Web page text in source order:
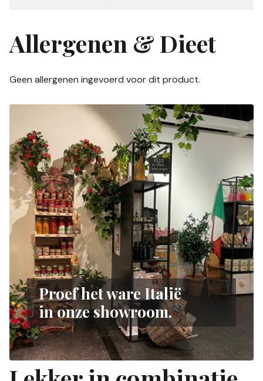
Allergenen & Dieet
Geen allergenen ingevoerd voor dit product.
Proef het ware Italië
in onze showroom.